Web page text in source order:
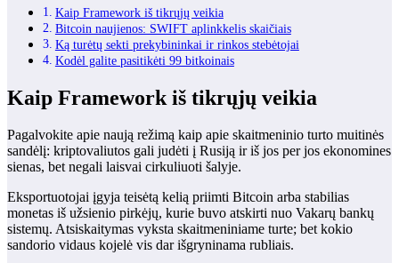
Kaip Framework iš tikrųjų veikia
Bitcoin naujienos: SWIFT aplinkkelis skaičiais
Ką turėtų sekti prekybininkai ir rinkos stebėtojai
Kodėl galite pasitikėti 99 bitkoinais
Kaip Framework iš tikrųjų veikia
Pagalvokite apie naują režimą kaip apie skaitmeninio turto muitinės
sandėlį: kriptovaliutos gali judėti į Rusiją ir iš jos per jos ekonomines
sienas, bet negali laisvai cirkuliuoti šalyje.
Eksportuotojai įgyja teisėtą kelią priimti Bitcoin arba stabilias
monetas iš užsienio pirkėjų, kurie buvo atskirti nuo Vakarų bankų
sistemų. Atsiskaitymas vyksta skaitmeniniame turte; bet kokio
sandorio vidaus kojelė vis dar išgryninama rubliais.